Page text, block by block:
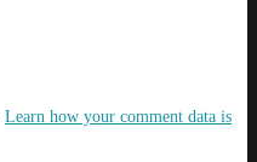
Learn how your comment data is